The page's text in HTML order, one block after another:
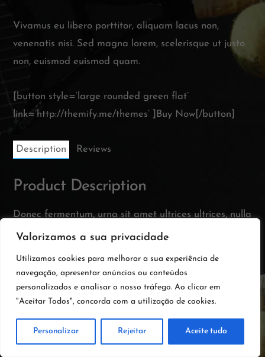
Valorizamos a sua privacidade
Utilizamos cookies para melhorar a sua experiência de
navegação, apresentar anúncios ou conteúdos
personalizados e analisar o nosso tráfego. Ao clicar em
"Aceitar Todos", concorda com a utilização de cookies.
Personalizar Rejeitar Aceite tudo
Vivamus eu libero porttitor, aliquam lacus non,
venenatis nisi. Sed magna lorem, scelerisque ut justo
non, euismod euismod quam.
[button style=’large rounded green flat’
link=’http://themify.me/themes’ ]Buy Now[/button]
Description Reviews
Product Description
Donec fermentum, urna sit amet ultrices ultrices, nulla
ipsum pretium nisl, at consequat turpis risus ac purus.